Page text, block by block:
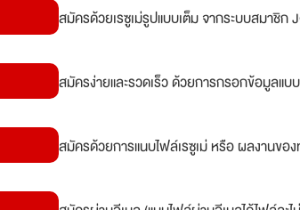
สมัครด้วยเรซูเม่รูปแบบเต็ม จากระบบสมาชิก
สมัครง่ายและรวดเร็ว ด้วยการกรอกข้อมูลแบ
สมัครด้วยการแนบไฟล์เรซูเม่ หรือ ผลงานขอ